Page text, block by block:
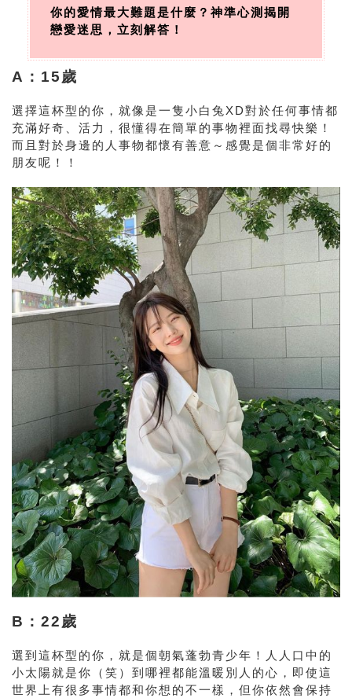
你的愛情最大難題是什麼？神準心測揭開
戀愛迷思，立刻解答！
A： 15歲
選擇這杯型的你，就像是一隻小白兔XD對於任何事情都
充滿好奇、活力，很懂得在簡單的事物裡面找尋快樂！
而且對於身邊的人事物都懷有善意～感覺是個非常好的
朋友呢！！
B：22歲
選到這杯型的你，就是個朝氣蓬勃青少年！人人口中的
小太陽就是你（笑）到哪裡都能溫暖別人的心，即使這
世界上有很多事情都和你想的不一樣，但你依然會保持